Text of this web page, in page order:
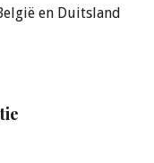
en Duitsland